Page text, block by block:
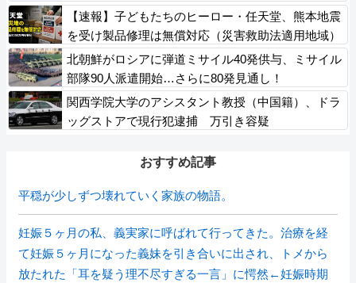
【速報】子どもたちのヒーロー・任天堂、熊本地震
を受け製品修理は無償対応（災害救助法適用地域）
義援金5000万円寄付
北朝鮮がロシアに弾道ミサイル40発供与、ミサイル
部隊90人派遣開始…さらに80発見通し！
関西学院大学のアシスタント教授（中国籍）、ドラ
ッグストアで現行犯逮捕 万引き容疑
おすすめ記事
平穏が少しずつ壊れていく家族の物語。
妊娠５ヶ月の私、義実家に呼ばれて行ってきた。治療を経
て妊娠５ヶ月になった義妹を引き合いに出され、トメから
放たれた「耳を疑う理不尽すぎる一言」に愕然←妊娠時期